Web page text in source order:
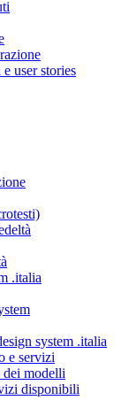
user stories
.italia
system .italia
e servizi
dei modelli
disponibili